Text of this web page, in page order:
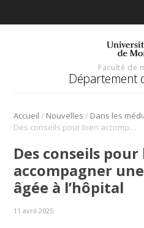
Faculté de
Département
Accueil / Nouvelles / Dans les
Des conseils pour bien accompagner une personne âgée à l’hôpital
Des conseils pour
accompagner
âgée à l’hôpital
11 avril 2025